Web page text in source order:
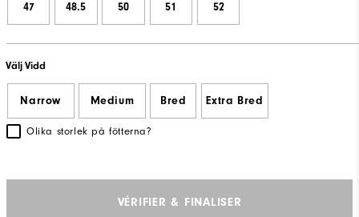
47 48.5 50 51 52
Välj Vidd
Narrow Medium Bred Extra Bred
Olika storlek på fötterna?
VÉRIFIER & FINALISER